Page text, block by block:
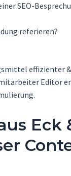
SEO-
referieren?
effizienter
Editor
Eck